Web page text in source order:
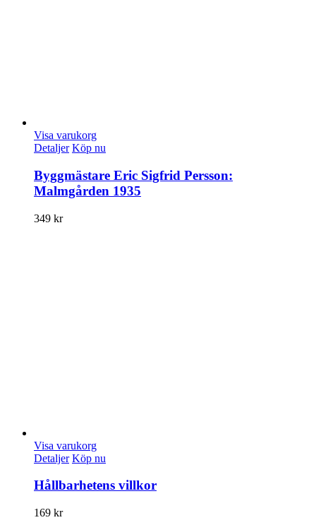
Visa varukorg
Detaljer Köp nu
Byggmästare Eric Sigfrid Persson:
Malmgården 1935
349 kr
Visa varukorg
Detaljer Köp nu
Hållbarhetens villkor
169 kr